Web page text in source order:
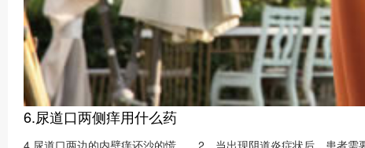
6.尿道口两侧痒用什么药
4.尿道口两边的内壁痒还沙的慌 2、当出现阴道炎症状后，患者需